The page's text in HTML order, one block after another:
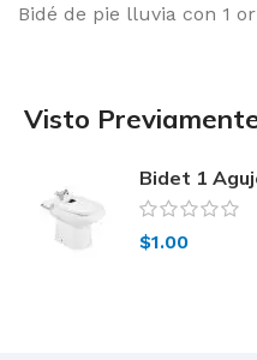
Bidé de pie lluvia con 1
Visto
Bidet 1
$1.00